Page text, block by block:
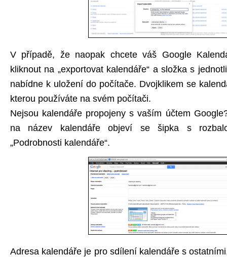
V případě, že naopak chcete váš Google
kliknout na „exportovat kalendáře“ a složka s
nabídne k uložení do počítače. Dvojklikem se
kterou používáte na svém počítači.
Nejsou kalendáře propojeny s vaším účtem
na název kalendáře objeví se šipka s
„Podrobnosti kalendáře“.
Adresa kalendáře je pro sdílení kalendáře s